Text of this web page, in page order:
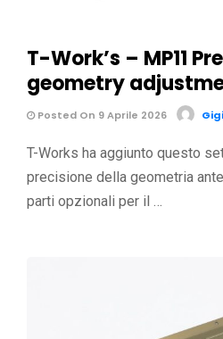
T-Work’s – MP11
geometry
Posted On 9 Aprile 2026 Gigi
T-Works ha aggiunto questo
precisione della geometria
parti opzionali per il …